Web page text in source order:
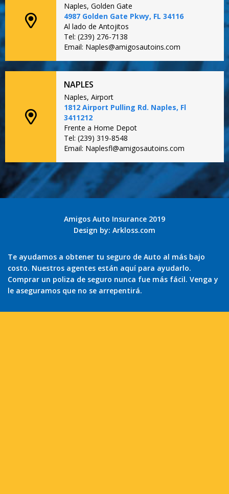
Naples, Golden Gate
4987 Golden Gate Pkwy, FL 34116
Al lado de Antojitos
Tel: (239) 276-7138
Email: Naples@amigosautoins.com
NAPLES
Naples, Airport
1812 Airport Pulling Rd. Naples, Fl
3411212
Frente a Home Depot
Tel: (239) 319-8548
Email: Naplesfl@amigosautoins.com
Amigos Auto Insurance 2019
Design by: Arkloss.com
Te ayudamos a obtener tu seguro de Auto al más bajo
costo. Nuestros agentes están aquí para ayudarlo.
Comprar un poliza de seguro nunca fue más fácil. Venga y
le aseguramos que no se arrepentirá.